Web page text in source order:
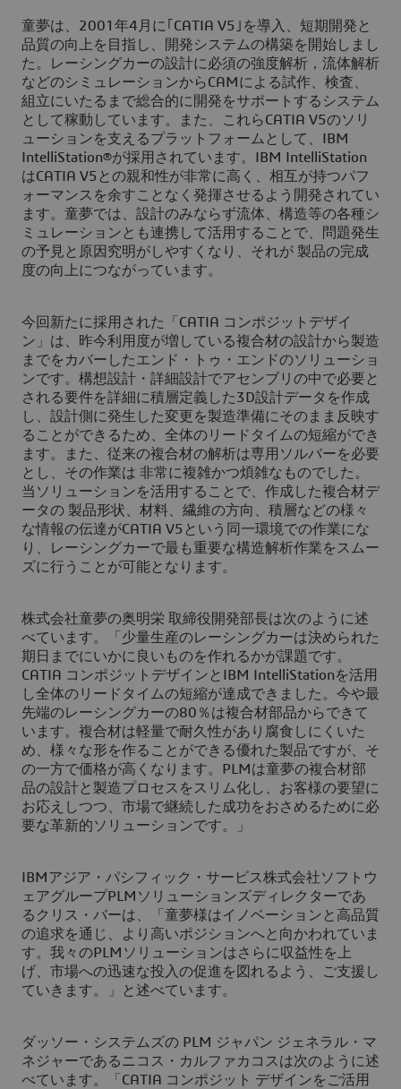
童夢は、2001年4月に｢CATIA V5｣を導入、短期開発と
品質の向上を目指し、開発システムの構築を開始しまし
た。レーシングカーの設計に必須の強度解析，流体解析
などのシミュレーションからCAMによる試作、検査、
組立にいたるまで総合的に開発をサポートするシステム
として稼動しています。また、これらCATIA V5のソリ
ューションを支えるプラットフォームとして、IBM
IntelliStation®が採用されています。IBM IntelliStation
はCATIA V5との親和性が非常に高く、相互が持つパフ
ォーマンスを余すことなく発揮させるよう開発されてい
ます。童夢では、設計のみならず流体、構造等の各種シ
ミュレーションとも連携して活用することで、問題発生
の予見と原因究明がしやすくなり、それが 製品の完成
度の向上につながっています。
今回新たに採用された「CATIA コンポジットデザイ
ン」は、昨今利用度が増している複合材の設計から製造
までをカバーしたエンド・トゥ・エンドのソリューショ
ンです。構想設計・詳細設計でアセンブリの中で必要と
される要件を詳細に積層定義した3D設計データを作成
し、設計側に発生した変更を製造準備にそのまま反映す
ることができるため、全体のリードタイムの短縮ができ
ます。また、従来の複合材の解析は専用ソルバーを必要
とし、その作業は 非常に複雑かつ煩雑なものでした。
当ソリューションを活用することで、作成した複合材デ
ータの 製品形状、材料、繊維の方向、積層などの様々
な情報の伝達がCATIA V5という同一環境での作業にな
り、レーシングカーで最も重要な構造解析作業をスムー
ズに行うことが可能となります。
株式会社童夢の奥明栄 取締役開発部長は次のように述
べています。「少量生産のレーシングカーは決められた
期日までにいかに良いものを作れるかが課題です。
CATIA コンポジットデザインとIBM IntelliStationを活用
し全体のリードタイムの短縮が達成できました。今や最
先端のレーシングカーの80％は複合材部品からできて
います。複合材は軽量で耐久性があり腐食しにくいた
め、様々な形を作ることができる優れた製品ですが、そ
の一方で価格が高くなります。PLMは童夢の複合材部
品の設計と製造プロセスをスリム化し、お客様の要望に
お応えしつつ、市場で継続した成功をおさめるために必
要な革新的ソリューションです。」
IBMアジア・パシフィック・サービス株式会社ソフトウ
ェアグループPLMソリューションズディレクターであ
るクリス・バーは、「童夢様はイノベーションと高品質
の追求を通じ、より高いポジションへと向かわれていま
す。我々のPLMソリューションはさらに収益性を上
げ、市場への迅速な投入の促進を図れるよう、ご支援し
ていきます。」と述べています。
ダッソー・システムズの PLM ジャパン ジェネラル・マ
ネジャーであるニコス・カルファカコスは次のように述
べています。「CATIA コンポジット デザインをご活用